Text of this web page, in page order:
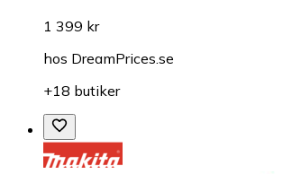
1 399 kr
hos DreamPrices.se
+18 butiker